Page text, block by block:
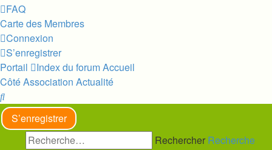
FAQ
Carte des Membres
Connexion
S’enregistrer
Portail
Index du forumAccueil
Côté Association Actualité
Rechercher
S’enregistrer
Rechercher Recherche